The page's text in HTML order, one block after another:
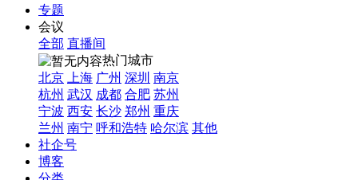
专题
会议
全部 直播间
热门城市
北京
上海 广州 深圳 南京
杭州 武汉 成都 合肥 苏州
宁波 西安 长沙 郑州 重庆
兰州 南宁 呼和浩特 哈尔滨 其他
社企号
博客